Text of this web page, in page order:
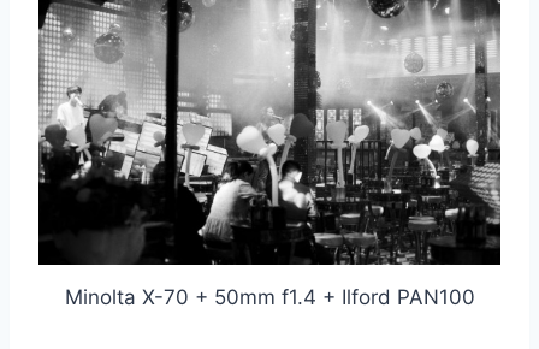
Minolta X-70 + 50mm f1.4 + Ilford PAN100